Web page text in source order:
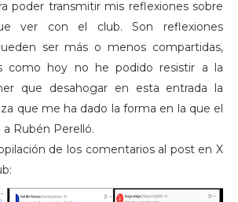
poder transmitir mis reflexiones sobre
ver con el club. Son reflexiones
ser más o menos compartidas,
como hoy no he podido resistir a la
que desahogar en esta entrada la
que me ha dado la forma en la que el
Rubén Perelló.
de los comentarios al post en X